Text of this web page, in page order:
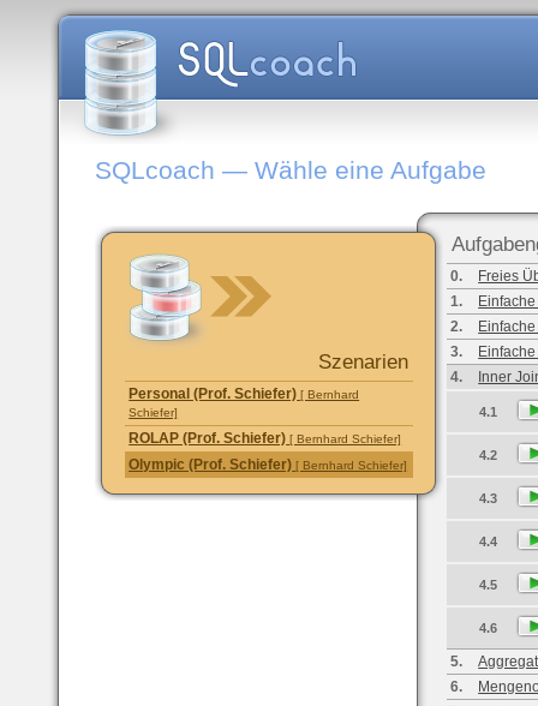
SQLcoach — Wähle eine Aufgabe
0.
Freies
1.
2.
3.
4.
Inner
4.1
4.2
4.3
4.4
4.5
4.6
5.
6.
Szenarien
Personal (Prof. Schiefer) [ Bernhard
Schiefer]
ROLAP (Prof. Schiefer) [ Bernhard Schiefer]
Olympic (Prof. Schiefer) [ Bernhard Schiefer]